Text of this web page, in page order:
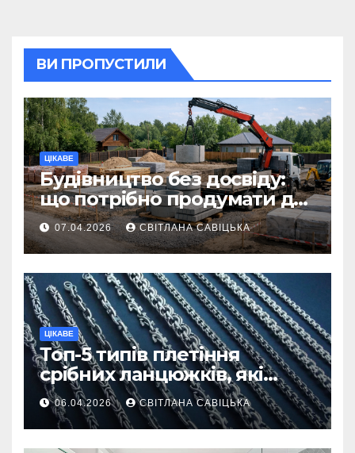
ВИ ПРОПУСТИЛИ
ЦІКАВЕ
Будівництво без досвіду:
що потрібно продумати до
першої доставки на
ділянку
07.04.2026 СВІТЛАНА САВІЦЬКА
ЦІКАВЕ
Топ-5 типів плетіння
срібних ланцюжків, які
вважаються
найнадійнішими
06.04.2026 СВІТЛАНА САВІЦЬКА